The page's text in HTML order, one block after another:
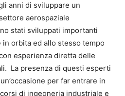
anni di sviluppare un
aerospaziale
stati sviluppati importanti
orbita ed allo stesso tempo
esperienza diretta delle
La presenza di questi esperti
per far entrare in
di ingegneria industriale e